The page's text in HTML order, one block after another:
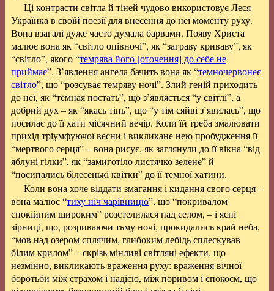
Ці контрасти світла й тіней чудово використовує Леся
Українка в своїй поезії для внесення до неї моменту руху.
Вона взагалі дуже часто думала барвами. Появу Христа
малює вона як “світло опівночі”, як “заграву криваву”, як
“світло”, якого “темрява його [оточення] до себе не
приймає”. З’явлення ангела бачить вона як “темночервонеє
світло”, що “розсуває темряву ночі”. Злий геній приходить
до неї, як “темная постать”, що з’являється “у світлі”, а
добрий дух – як “якась тінь”, що “у тім сяйві з’явилась”, що
посилає до її хати місячний вечір. Коли їй треба змалювати
прихід тріумфуючої весни і викликане нею пробудження її
“мертвого серця” – вона рисує, як заглянули до її вікна “від
яблуні гілки”, як “замиготіло листячко зелене” й
“посипались білесенькі квітки” до її темної хатини.
Коли вона хоче віддати змагання і кидання свого серця –
вона малює “тиху ніч чарівницю”, що “покривалом
спокійним широким” розстелилася над селом, – і ясні
зірниці, що, розриваючи тьму ночі, прокидались край неба,
“мов над озером сплячим, глибоким лебідь сплескував
білим крилом” – скрізь мінливі світляні ефекти, що
незмінно, викликають враження руху: враження вічної
боротьби між страхом і надією, між поривом і спокоєм, що